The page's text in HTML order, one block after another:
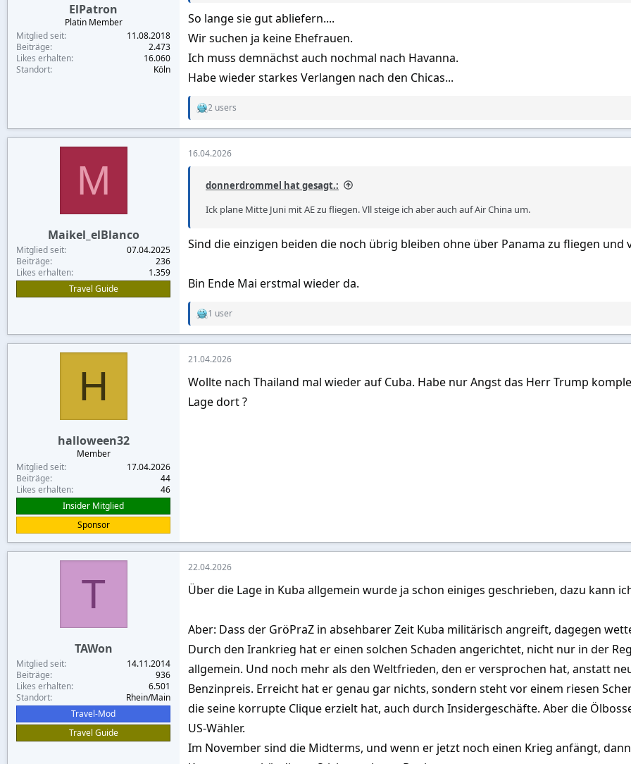
ElPatron
Platin Member
Mitglied seit
11.08.2018
Beiträge
2.473
Likes erhalten
16.060
Standort
Köln
So lange sie gut abliefern....
Wir suchen ja keine Ehefrauen.
Ich muss demnächst auch nochmal nach Havanna.
Habe wieder starkes Verlangen nach den Chicas...
R
t
2 users
M
Maikel_elBlanco
Mitglied seit
07.04.2025
Beiträge
236
Likes erhalten
1.359
Travel Guide
16.04.2026
donnerdrommel hat gesagt.:
Ick plane Mitte Juni mit AE zu fliegen. Vll steige ich aber auch auf Air China um.
Sind die einzigen beiden die noch übrig bleiben ohne über Panama zu fliegen und
Bin Ende Mai erstmal wieder da.
R
t
o
s
1 user
H
halloween32
Member
Mitglied seit
17.04.2026
Beiträge
44
Likes erhalten
46
Insider Mitglied
Sponsor
21.04.2026
Wollte nach Thailand mal wieder auf Cuba. Habe nur Angst das Herr Trump
Lage dort ?
T
TAWon
Mitglied seit
14.11.2014
Beiträge
936
Likes erhalten
6.501
Standort
Rhein/Main
Travel-Mod
Travel Guide
22.04.2026
Über die Lage in Kuba allgemein wurde ja schon einiges geschrieben, dazu kann
Aber: Dass der GröPraZ in absehbarer Zeit Kuba militärisch angreift, dagegen
Durch den Irankrieg hat er einen solchen Schaden angerichtet, nicht nur in der
allgemein. Und noch mehr als den Weltfrieden, den er versprochen hat, anstatt
Benzinpreis. Erreicht hat er genau gar nichts, sondern steht vor einem riesen
die seine korrupte Clique erzielt hat, auch durch Insidergeschäfte. Aber die
US-Wähler.
Im November sind die Midterms, und wenn er jetzt noch einen Krieg anfängt,